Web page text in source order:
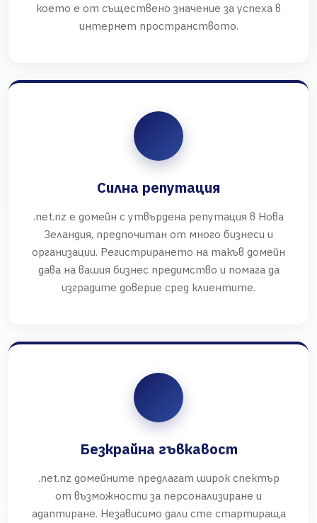
което е от съществено значение за успеха в
интернет пространството.
Силна репутация
.net.nz е домейн с утвърдена репутация в Нова
Зеландия, предпочитан от много бизнеси и
организации. Регистрирането на такъв домейн
дава на вашия бизнес предимство и помага да
изградите доверие сред клиентите.
Безкрайна гъвкавост
.net.nz домейните предлагат широк спектър
от възможности за персонализиране и
адаптиране. Независимо дали сте стартираща